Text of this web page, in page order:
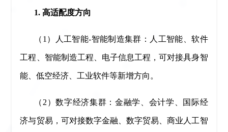
1. 高适配度方向
（1）人工智能-智能制造集群：人工智能、软件
工程、智能制造工程、电子信息工程，可对接具身智
能、低空经济、工业软件等新增方向。
（2）数字经济集群：金融学、会计学、国际经
济与贸易，可对接数字金融、数字贸易、商业人工智